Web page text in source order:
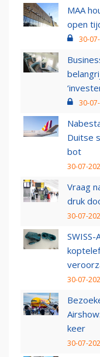
MAA
open
30-
30-
Duitse
bot
30-07-
Vraag
druk
30-07-
30-07-
keer
30-07-